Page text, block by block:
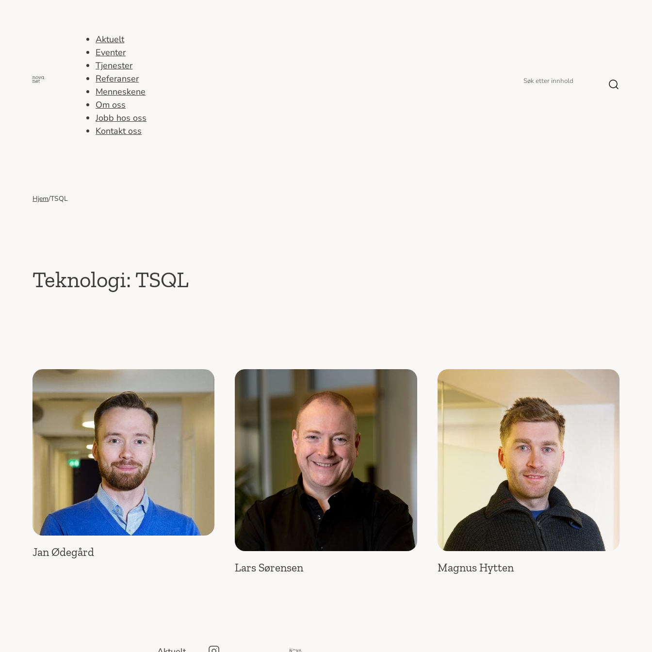
Aktuelt
Eventer
Tjenester
Referanser
Menneskene
Om oss
Jobb hos oss
Kontakt oss
Søk
Søk
Hjem/TSQL
Teknologi: TSQL
Jan Ødegård
Lars Sørensen
Magnus Hytten